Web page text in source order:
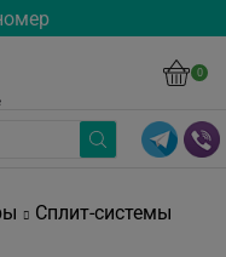
0
Сплит-системы